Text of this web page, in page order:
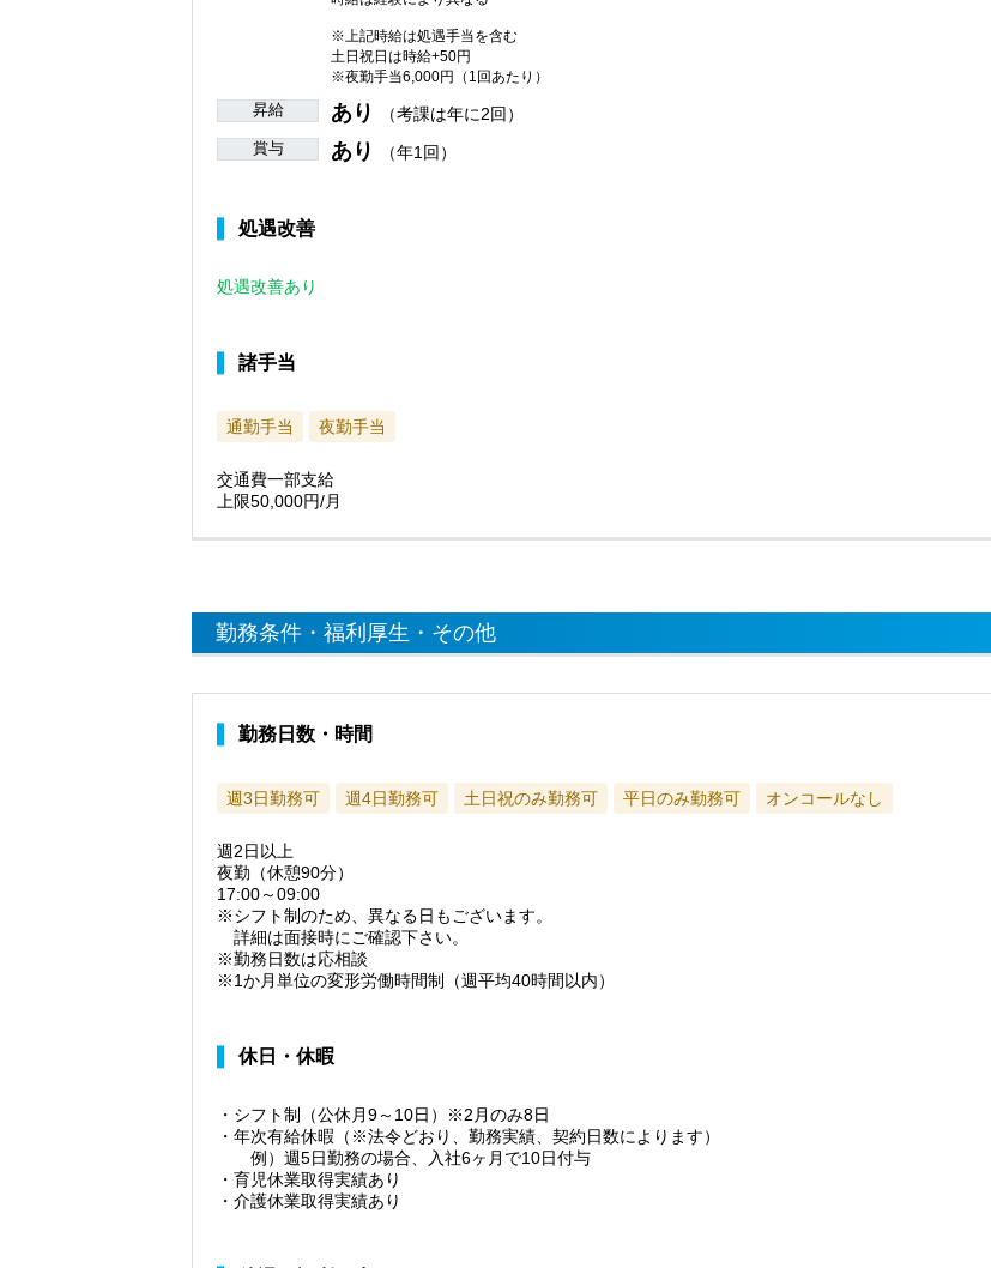
※上記時給は処遇手当を含む
土日祝日は時給+50円
※夜勤手当6,000円（1回あたり）
昇給 あり （考課は年に2回）
賞与 あり （年1回）
処遇改善
処遇改善あり
諸手当
通勤手当 夜勤手当
交通費一部支給
上限50,000円/月
勤務条件・福利厚生・その他
勤務日数・時間
週3日勤務可 週4日勤務可 土日祝のみ勤務可 平日のみ勤務可 オンコールなし
週2日以上
夜勤（休憩90分）
17:00～09:00
※シフト制のため、異なる日もございます。
詳細は面接時にご確認下さい。
※勤務日数は応相談
※1か月単位の変形労働時間制（週平均40時間以内）
休日・休暇
・シフト制（公休月9～10日）※2月のみ8日
・年次有給休暇（※法令どおり、勤務実績、契約日数によります）
例）週5日勤務の場合、入社6ヶ月で10日付与
・育児休業取得実績あり
・介護休業取得実績あり